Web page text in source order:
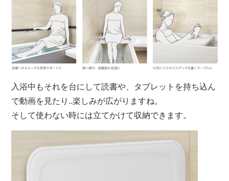
入浴中もそれを台にして読書や、タブレットを持ち込ん
で動画を見たり..楽しみが広がりますね。
そして使わない時には立てかけて収納できます。